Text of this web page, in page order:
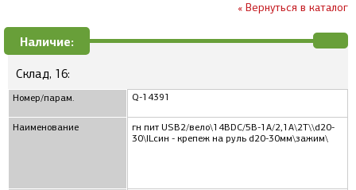
« Вернуться в каталог
Наличие:
Склад, 16:
Номер/парам.
Наименование
Q-14391
гн пит USB2/вело\14ВDC/5В-1А/2,1А\2T\\d20-
30\ILсин - крепеж на руль d20-30мм\зажим\